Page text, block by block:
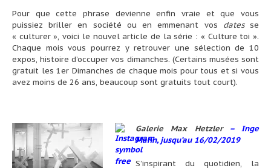
Pour que cette phrase devienne enfin vraie et que vous
puissiez briller en société ou en emmenant vos datesse
« culturer », voici le nouvel article de la série : « Culture toi ».
Chaque mois vous pourrez y retrouver une sélection de 10
expos, histoire d’occuper vos dimanches. (Certains musées sont
gratuit les 1er Dimanches de chaque mois pour tous et si vous
avez moins de 26 ans, beaucoup sont gratuits tout court).
Galerie Max Hetzler– Inge
Mahn, jusqu’au 16/02/2019
S’inspirant du quotidien, la